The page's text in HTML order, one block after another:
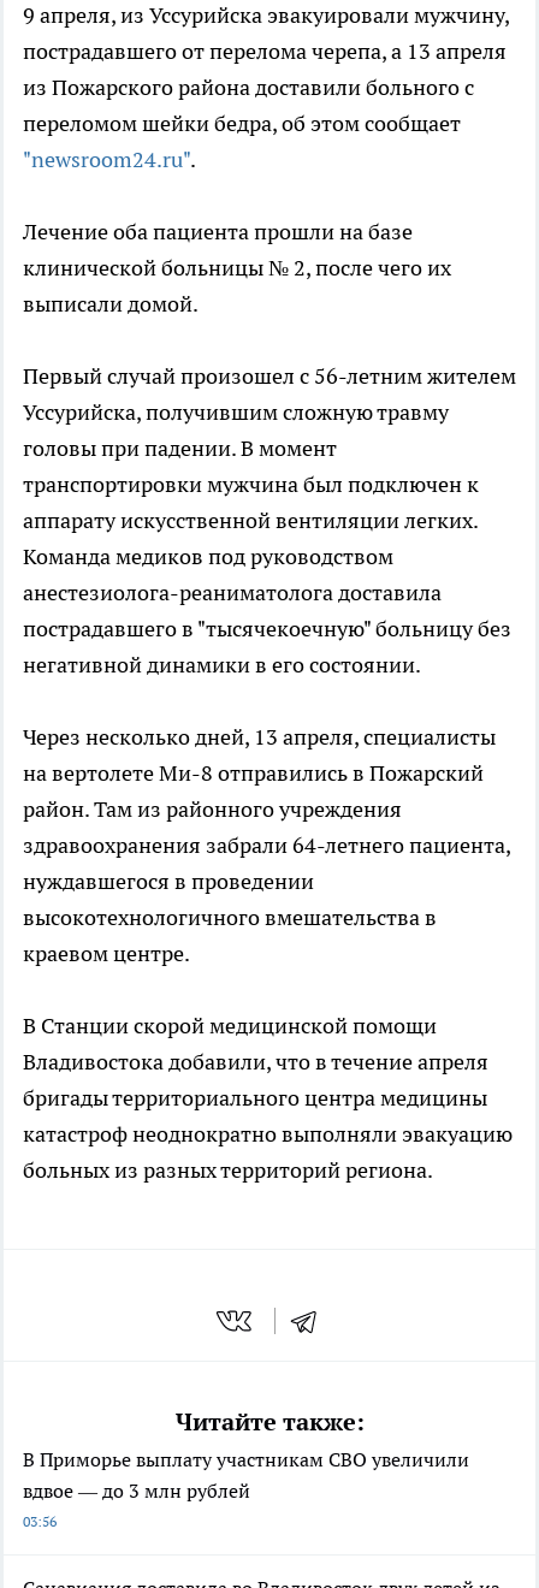
9 апреля, из Уссурийска эвакуировали мужчину,
пострадавшего от перелома черепа, а 13 апреля
из Пожарского района доставили больного с
переломом шейки бедра, об этом сообщает
"newsroom24.ru".
Лечение оба пациента прошли на базе
клинической больницы № 2, после чего их
выписали домой.
Первый случай произошел с 56-летним жителем
Уссурийска, получившим сложную травму
головы при падении. В момент
транспортировки мужчина был подключен к
аппарату искусственной вентиляции легких.
Команда медиков под руководством
анестезиолога-реаниматолога доставила
пострадавшего в "тысячекоечную" больницу без
негативной динамики в его состоянии.
Через несколько дней, 13 апреля, специалисты
на вертолете Ми-8 отправились в Пожарский
район. Там из районного учреждения
здравоохранения забрали 64-летнего пациента,
нуждавшегося в проведении
высокотехнологичного вмешательства в
краевом центре.
В Станции скорой медицинской помощи
Владивостока добавили, что в течение апреля
бригады территориального центра медицины
катастроф неоднократно выполняли эвакуацию
больных из разных территорий региона.
Читайте также:
В Приморье выплату участникам СВО увеличили
вдвое — до 3 млн рублей
03:56